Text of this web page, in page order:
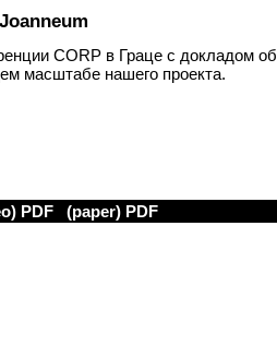
CORP в Граце с докладом об
масштабе нашего проекта.
PDF (paper) PDF